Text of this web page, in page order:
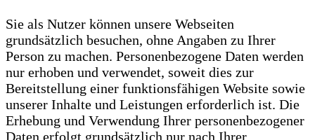
Sie als Nutzer können unsere Webseiten
grundsätzlich besuchen, ohne Angaben zu Ihrer
Person zu machen. Personenbezogene Daten werden
nur erhoben und verwendet, soweit dies zur
Bereitstellung einer funktionsfähigen Website sowie
unserer Inhalte und Leistungen erforderlich ist. Die
Erhebung und Verwendung Ihrer personenbezogener
Daten erfolgt grundsätzlich nur nach Ihrer